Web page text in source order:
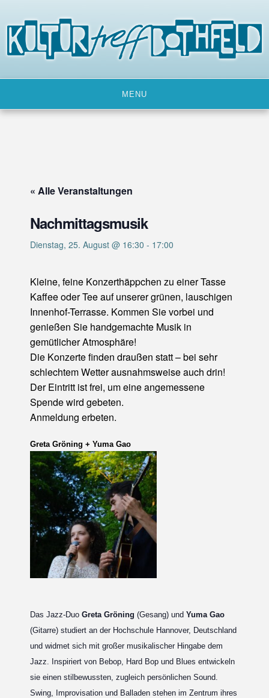
content
MENU
« Alle Veranstaltungen
Nachmittagsmusik
Dienstag, 25. August @ 16:30 - 17:00
Kleine, feine Konzerthäppchen zu einer Tasse
Kaffee oder Tee auf unserer grünen, lauschigen
Innenhof-Terrasse. Kommen Sie vorbei und
genießen Sie handgemachte Musik in
gemütlicher Atmosphäre!
Die Konzerte finden draußen statt – bei sehr
schlechtem Wetter ausnahmsweise auch drin!
Der Eintritt ist frei, um eine angemessene
Spende wird gebeten.
Anmeldung erbeten.
Greta Gröning + Yuma Gao
Das Jazz-Duo Greta Gröning (Gesang) und Yuma Gao
(Gitarre) studiert an der Hochschule Hannover, Deutschland
und widmet sich mit großer musikalischer Hingabe dem
Jazz. Inspiriert von Bebop, Hard Bop und Blues entwickeln
sie einen stilbewussten, zugleich persönlichen Sound.
Swing, Improvisation und Balladen stehen im Zentrum ihres